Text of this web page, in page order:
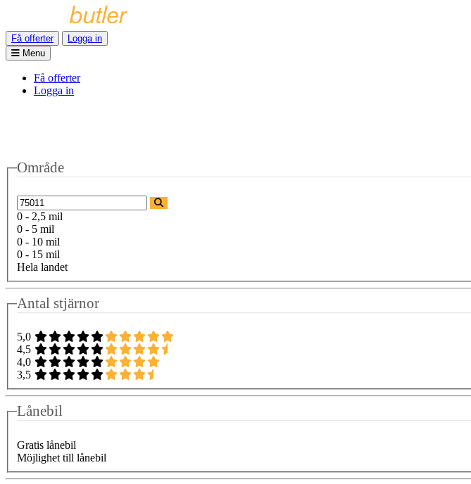
Få offerter
Logga in
Menu
Få offerter
Logga in
Område
0 - 2,5 mil
0 - 5 mil
0 - 10 mil
0 - 15 mil
Hela landet
Antal stjärnor
5,0
4,5
4,0
3,5
Lånebil
Gratis lånebil
Möjlighet till lånebil